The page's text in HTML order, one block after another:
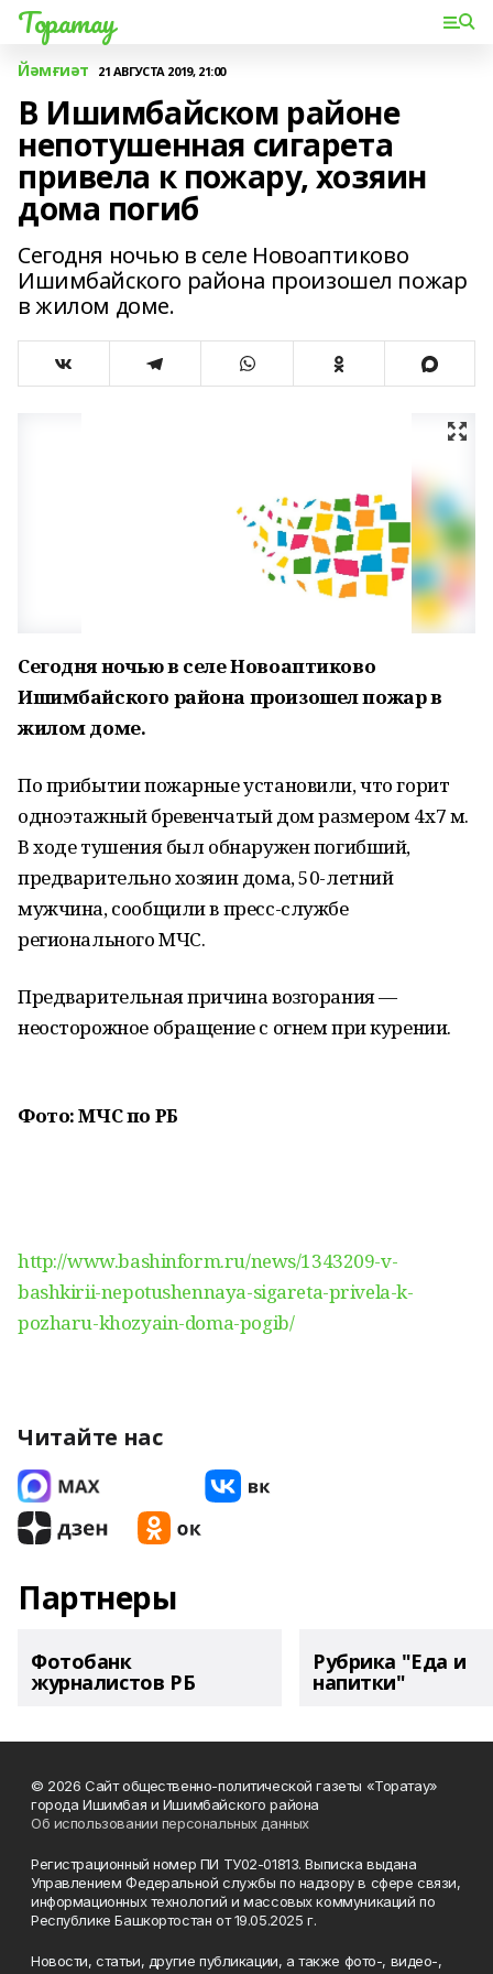
Торатау
Йәмғиәт 21 АВГУСТА 2019, 21:00
В Ишимбайском районе
непотушенная сигарета
привела к пожару, хозяин
дома погиб
Сегодня ночью в селе Новоаптиково
Ишимбайского района произошел пожар
в жилом доме.
Сегодня ночью в селе Новоаптиково
Ишимбайского района произошел пожар в
жилом доме.
По прибытии пожарные установили, что горит
одноэтажный бревенчатый дом размером 4x7 м.
В ходе тушения был обнаружен погибший,
предварительно хозяин дома, 50-летний
мужчина, сообщили в пресс-службе
регионального МЧС.
Предварительная причина возгорания —
неосторожное обращение с огнем при курении.
Фото: МЧС по РБ
http://www.bashinform.ru/news/1343209-v-
bashkirii-nepotushennaya-sigareta-privela-k-
pozharu-khozyain-doma-pogib/
Читайте нас
Партнеры
Фотобанк
журналистов РБ
Рубрика "Еда и
напитки"
© 2026 Сайт общественно-политической газеты «Торатау»
города Ишимбая и Ишимбайского района
Об использовании персональных данных
Регистрационный номер ПИ ТУ02-01813. Выписка выдана
Управлением Федеральной службы по надзору в сфере связи,
информационных технологий и массовых коммуникаций по
Республике Башкортостан от 19.05.2025 г.
Новости, статьи, другие публикации, а также фото-, видео-,